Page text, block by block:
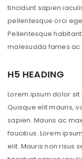
tincidunt sapien
pellentesque orci
Pellentesque
malesuada fames ac
H5 HEADING
Lorem ipsum dolor
Quisque elit mauris,
sapien. Mauris ac
faucibus. Lorem
elit. Mauris non risus